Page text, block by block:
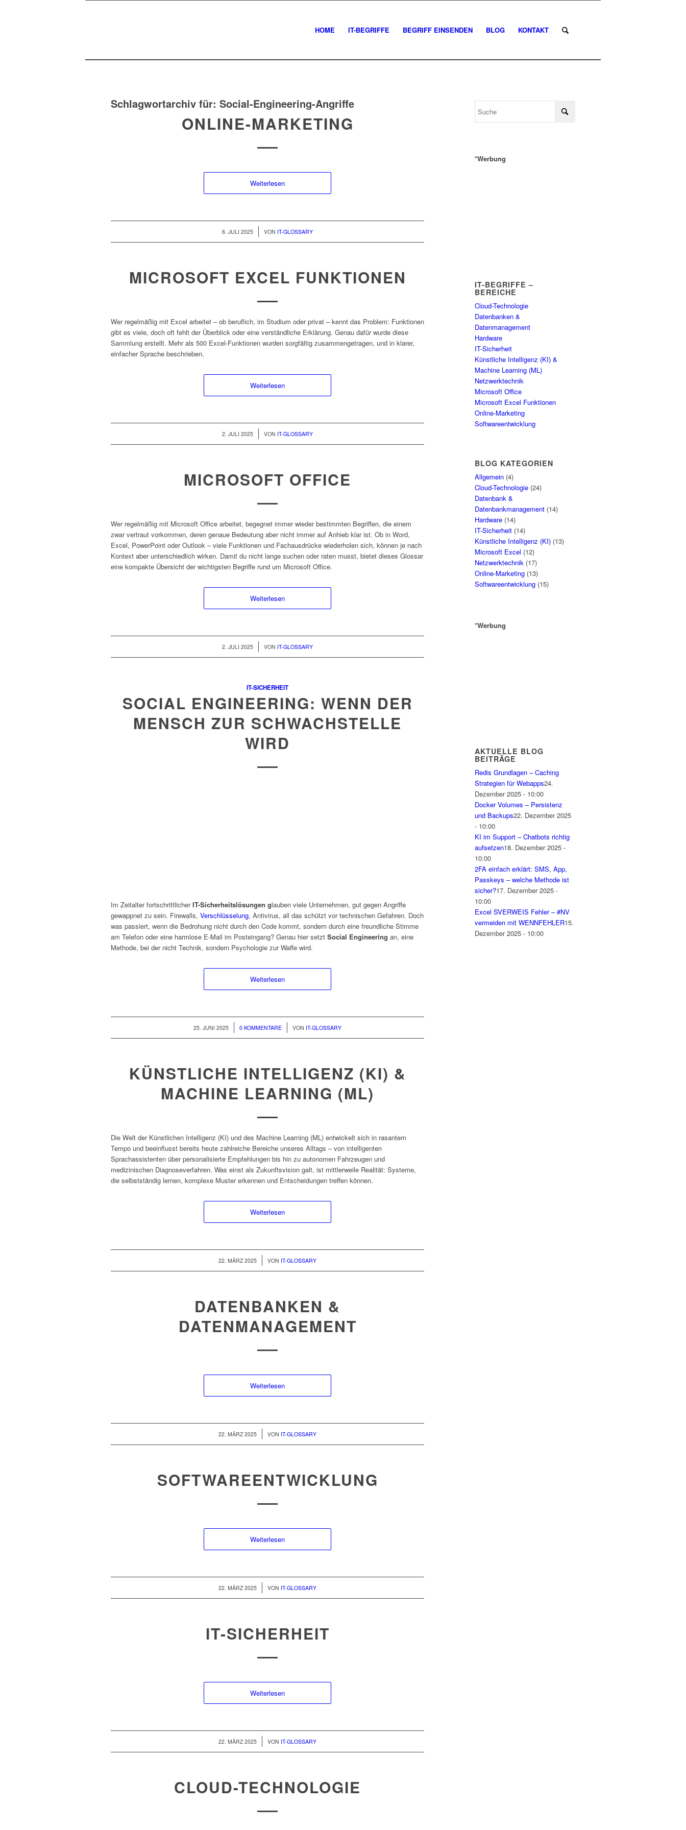
HOME IT-BEGRIFFE BEGRIFF EINSENDEN BLOG KONTAKT
Schlagwortarchiv für: Social-Engineering-Angriffe
ONLINE-MARKETING
Weiterlesen
6. JULI 2025 VON IT-GLOSSARY
MICROSOFT EXCEL FUNKTIONEN
Wer regelmäßig mit Excel arbeitet – ob beruflich, im Studium oder privat – kennt das Problem: Funktionen
gibt es viele, doch oft fehlt der Überblick oder eine verständliche Erklärung. Genau dafür wurde diese
Sammlung erstellt. Mehr als 500 Excel-Funktionen wurden sorgfältig zusammengetragen, und in klarer,
einfacher Sprache beschrieben.
Weiterlesen
2. JULI 2025 VON IT-GLOSSARY
MICROSOFT OFFICE
Wer regelmäßig mit Microsoft Office arbeitet, begegnet immer wieder bestimmten Begriffen, die einem
zwar vertraut vorkommen, deren genaue Bedeutung aber nicht immer auf Anhieb klar ist. Ob in Word,
Excel, PowerPoint oder Outlook – viele Funktionen und Fachausdrücke wiederholen sich, können je nach
Kontext aber unterschiedlich wirken. Damit du nicht lange suchen oder raten musst, bietet dieses Glossar
eine kompakte Übersicht der wichtigsten Begriffe rund um Microsoft Office.
Weiterlesen
2. JULI 2025 VON IT-GLOSSARY
IT-SICHERHEIT
SOCIAL ENGINEERING: WENN DER
MENSCH ZUR SCHWACHSTELLE
WIRD
Im Zeitalter fortschrittlicherIT-Sicherheitslösungen glauben viele Unternehmen, gut gegen Angriffe
gewappnet zu sein. Firewalls, Verschlüsselung, Antivirus, all das schützt vor technischen Gefahren. Doch
was passiert, wenn die Bedrohung nicht durch den Code kommt, sondern durch eine freundliche Stimme
am Telefon oder eine harmlose E-Mail im Posteingang? Genau hier setzt Social Engineering an, eine
Methode, bei der nicht Technik, sondern Psychologie zur Waffe wird.
Weiterlesen
25. JUNI 2025
/ 0 KOMMENTARE
/ VON IT-GLOSSARY
KÜNSTLICHE INTELLIGENZ (KI) &
MACHINE LEARNING (ML)
Die Welt der Künstlichen Intelligenz (KI) und des Machine Learning (ML) entwickelt sich in rasantem
Tempo und beeinflusst bereits heute zahlreiche Bereiche unseres Alltags – von intelligenten
Sprachassistenten über personalisierte Empfehlungen bis hin zu autonomen Fahrzeugen und
medizinischen Diagnoseverfahren. Was einst als Zukunftsvision galt, ist mittlerweile Realität: Systeme,
die selbstständig lernen, komplexe Muster erkennen und Entscheidungen treffen können.
Weiterlesen
22. MÄRZ 2025
/ VON IT-GLOSSARY
DATENBANKEN &
DATENMANAGEMENT
Weiterlesen
22. MÄRZ 2025
/ VON IT-GLOSSARY
SOFTWAREENTWICKLUNG
Weiterlesen
22. MÄRZ 2025
/ VON IT-GLOSSARY
IT-SICHERHEIT
Weiterlesen
22. MÄRZ 2025
/ VON IT-GLOSSARY
CLOUD-TECHNOLOGIE
*Werbung
IT-BEGRIFFE –
BEREICHE
Cloud-Technologie
Datenbanken &
Datenmanagement
Hardware
IT-Sicherheit
Künstliche Intelligenz (KI) &
Machine Learning (ML)
Netzwerktechnik
Microsoft Office
Microsoft Excel Funktionen
Online-Marketing
Softwareentwicklung
BLOG KATEGORIEN
Allgemein (4)
Cloud-Technologie (24)
Datenbank &
Datenbankmanagement (14)
Hardware (14)
IT-Sicherheit (14)
Künstliche Intelligenz (KI) (13)
Microsoft Excel (12)
Netzwerktechnik (17)
Online-Marketing (13)
Softwareentwicklung (15)
*Werbung
AKTUELLE BLOG
BEITRÄGE
Redis Grundlagen – Caching
Strategien für Webapps24.
Dezember 2025 - 10:00
Docker Volumes – Persistenz
und Backups22. Dezember 2025
- 10:00
KI im Support – Chatbots richtig
aufsetzen18. Dezember 2025 -
10:00
2FA einfach erklärt: SMS, App,
Passkeys – welche Methode ist
sicher?17. Dezember 2025 -
10:00
Excel SVERWEIS Fehler – #NV
vermeiden mit WENNFEHLER15.
Dezember 2025 - 10:00